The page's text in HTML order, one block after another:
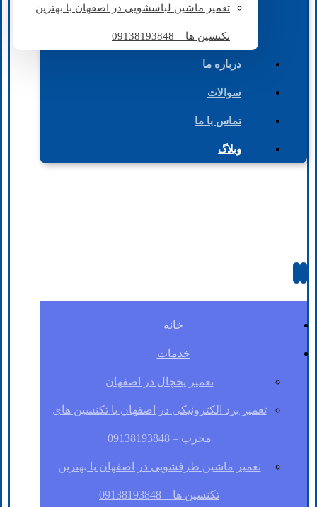
تعمیر ماشین لباسشویی در اصفهان با بهترین
تکنسین ها – 09138193848
درباره ما
سوالات
تماس با ما
وبلاگ
خانه
خدمات
تعمیر یخچال در اصفهان
تعمیر برد الکترونیکی در اصفهان با تکنسین های
مجرب – 09138193848
تعمیر ماشین ظرفشویی در اصفهان با بهترین
تکنسین ها – 09138193848